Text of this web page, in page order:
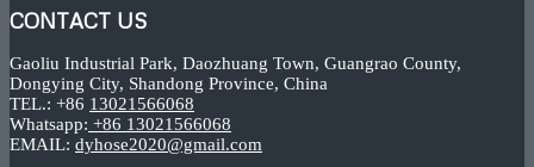
CONTACT US
Gaoliu Industrial Park, Daozhuang Town, Guangrao County,
Dongying City, Shandong Province, China
TEL.: +86 13021566068
Whatsapp: +86 13021566068
EMAIL: dyhose2020@gmail.com